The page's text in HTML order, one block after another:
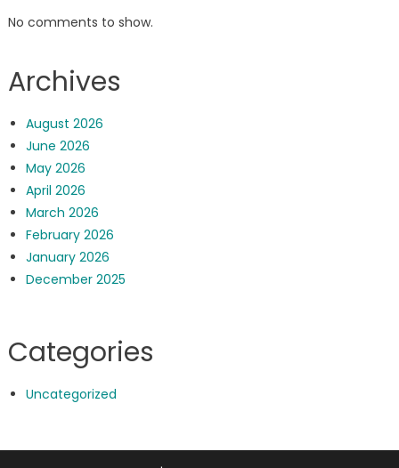
No comments to show.
Archives
August 2026
June 2026
May 2026
April 2026
March 2026
February 2026
January 2026
December 2025
Categories
Uncategorized